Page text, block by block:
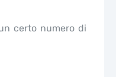
certo numero di